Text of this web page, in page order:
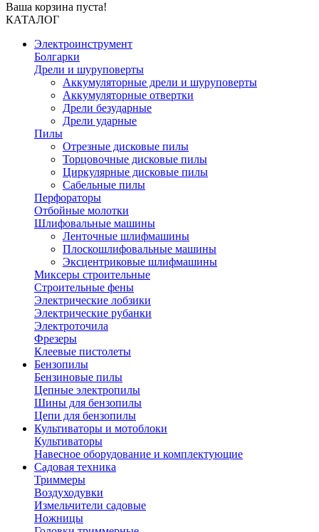
Ваша корзина пуста!
КАТАЛОГ
Электроинструмент
Болгарки
Дрели и шуруповерты
Аккумуляторные дрели и шуруповерты
Аккумуляторные отвертки
Дрели безударные
Дрели ударные
Пилы
Отрезные дисковые пилы
Торцовочные дисковые пилы
Циркулярные дисковые пилы
Сабельные пилы
Перфораторы
Отбойные молотки
Шлифовальные машины
Ленточные шлифмашины
Плоскошлифовальные машины
Эксцентриковые шлифмашины
Миксеры строительные
Строительные фены
Электрические лобзики
Электрические рубанки
Электроточила
Фрезеры
Клеевые пистолеты
Бензопилы
Бензиновые пилы
Цепные электропилы
Шины для бензопилы
Цепи для бензопилы
Культиваторы и мотоблоки
Культиваторы
Навесное оборудование и комплектующие
Садовая техника
Триммеры
Воздуходувки
Измельчители садовые
Ножницы